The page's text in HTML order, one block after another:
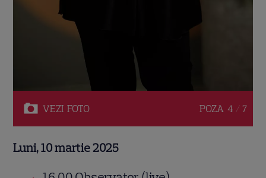
VEZI FOTO POZA 4 / 7
Luni, 10 martie 2025